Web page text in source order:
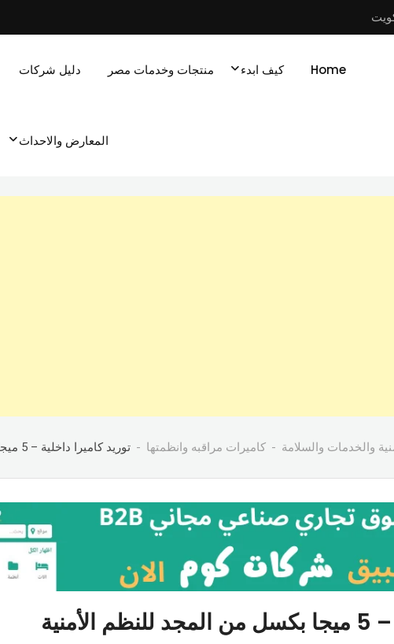
Home كيف ابدء منتجات وخدمات مصر دليل شركات
المعارض والاحداث
والخدمات والسلامة كاميرات مراقبه وانظمتها توريد كاميرا داخلية – 5 ميجا بكسل من المجد للنظم الأمنية